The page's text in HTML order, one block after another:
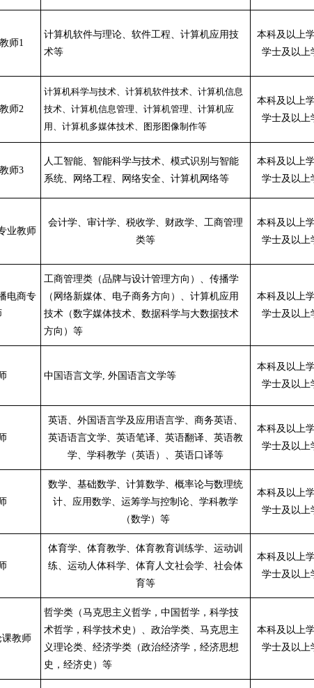
师1
计算机软件与理论、软件工程、计算机应用技
术等
本科及以上
学士及以上
师2
计算机科学与技术、计算机软件技术、计算机信息
技术、计算机信息管理、计算机管理、计算机应
用、计算机多媒体技术、图形图像制作等
本科及以上
学士及以上
师3
人工智能、智能科学与技术、模式识别与智能
系统、网络工程、网络安全、计算机网络等
本科及以上
学士及以上
业教师
会计学、审计学、税收学、财政学、工商管理
类等
本科及以上
学士及以上
电商专
工商管理类（品牌与设计管理方向）、传播学
（网络新媒体、电子商务方向）、计算机应用
技术（数字媒体技术、数据科学与大数据技术
方向） 等
本科及以上
学士及以上
中国语言文学, 外国语言文学等
本科及以上
学士及以上
英语、外国语言学及应用语言学、商务英语、
英语语言文学、英语笔译、英语翻译、英语教
学、学科教学（英语）、英语口译等
本科及以上
学士及以上
数学、基础数学、计算数学、概率论与数理统
计、应用数学、运筹学与控制论、学科教学
（数学） 等
本科及以上
学士及以上
体育学、体育教学、体育教育训练学、运动训
练、运动人体科学、体育人文社会学、社会体
育等
本科及以上
学士及以上
教师
哲学类（马克思主义哲学，中国哲学，科学技
术哲学，科学技术史）、政治学类、马克思主
义理论类、经济学类（政治经济学，经济思想
史，经济史） 等
本科及以上
学士及以上